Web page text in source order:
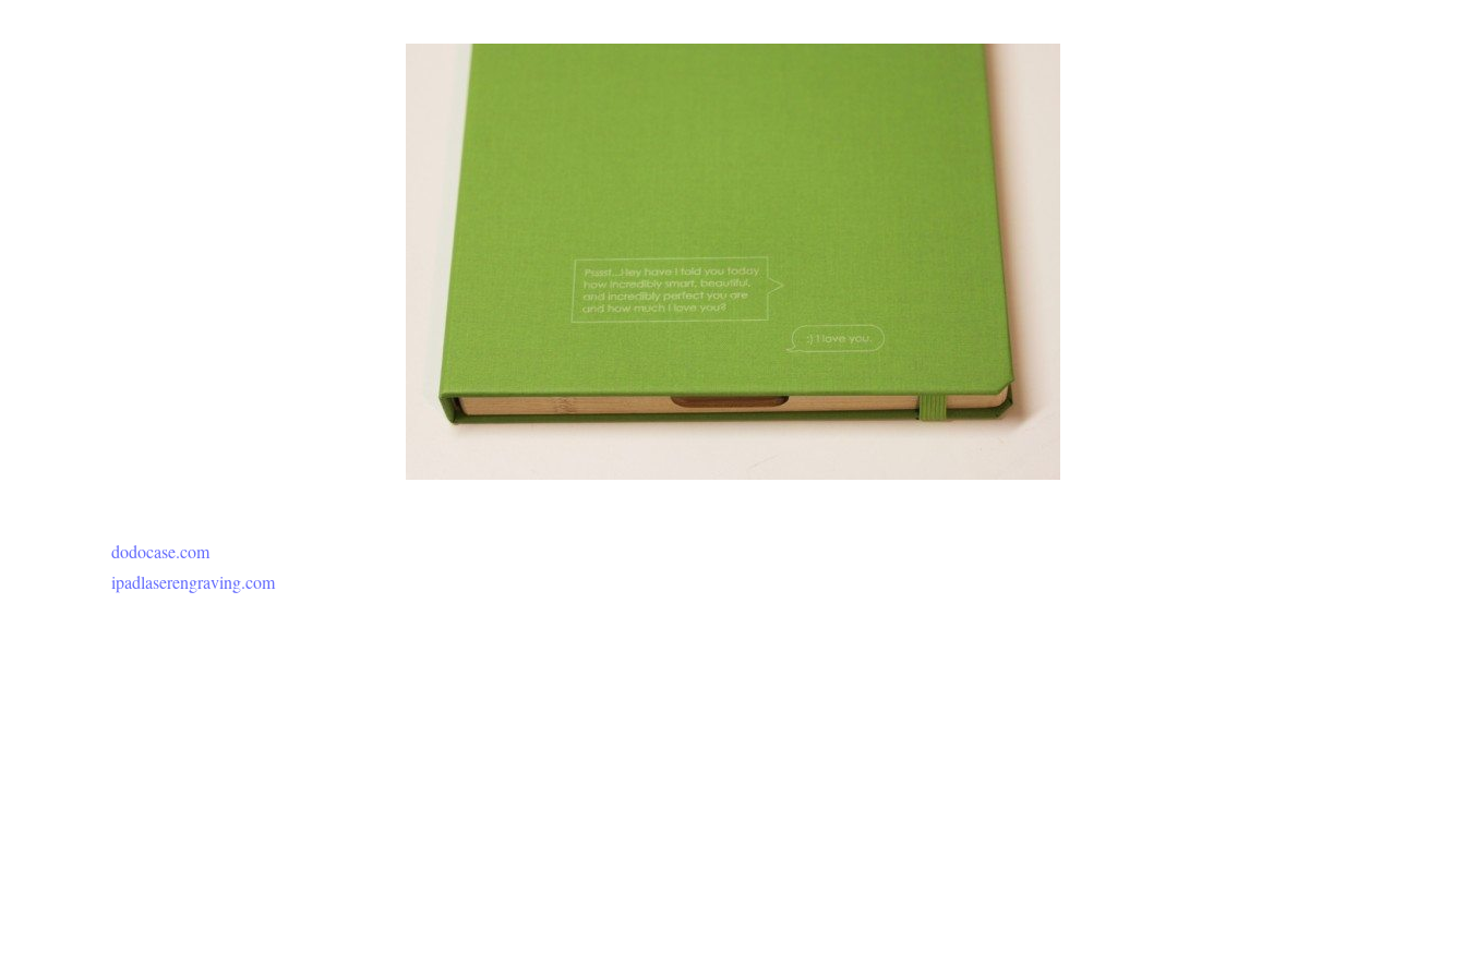
dodocase.com
ipadlaserengraving.com